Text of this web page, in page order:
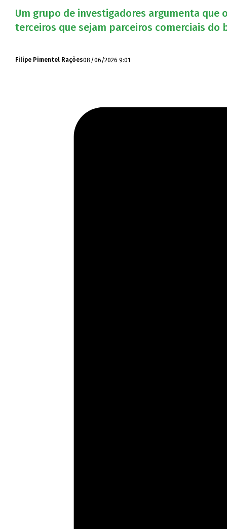
Um grupo de investigadores argumenta
terceiros que sejam parceiros comerciais
Filipe Pimentel Rações08/06/2026 9:01